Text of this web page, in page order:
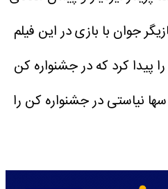
جوان با بازی در این فیلم
پیدا کرد که در جشنواره کن
نیاستی در جشنواره کن را